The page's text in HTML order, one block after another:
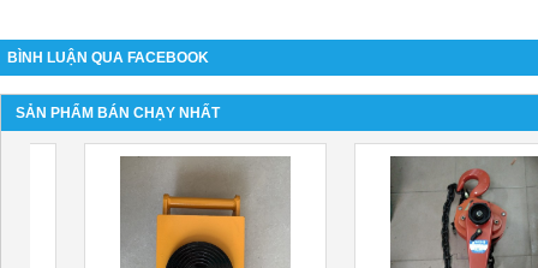
BÌNH LUẬN QUA FACEBOOK
SẢN PHẨM BÁN CHẠY NHẤT